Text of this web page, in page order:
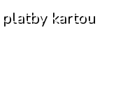
kartou